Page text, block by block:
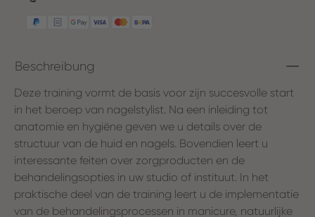
Beschreibung
Deze training vormt de basis voor zijn succesvolle start
in het beroep van nagelstylist. Na een inleiding tot
anatomie en hygiëne geven we u details over de
structuur van de huid en nagels. Bovendien leert u
interessante feiten over zorgproducten en de
behandelingsopties in uw studio of instituut. In het
praktische deel van de training leert u de implementatie
van de behandelingsprocessen in manicure, natuurlijke